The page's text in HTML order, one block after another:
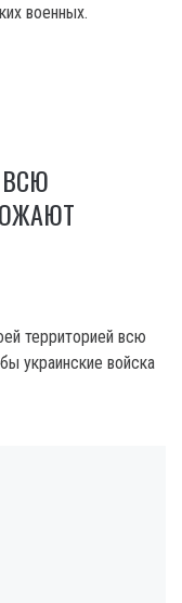
военных.
территорией всю
украинские войска